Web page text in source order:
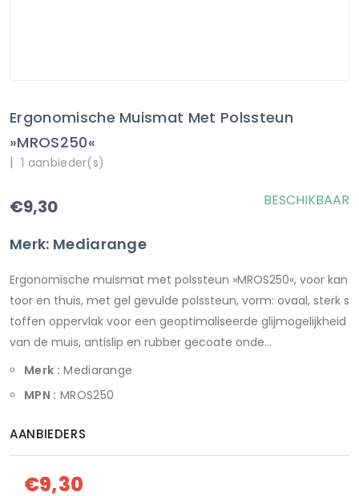
Ergonomische Muismat Met Polssteun
»MROS250«
| 1 aanbieder(s)
€9,30
Merk: Mediarange
BESCHIKBAAR
Ergonomische muismat met polssteun »MROS250«, voor kan
toor en thuis, met gel gevulde polssteun, vorm: ovaal, sterk s
toffen oppervlak voor een geoptimaliseerde glijmogelijkheid
van de muis, antislip en rubber gecoate onde...
Merk : Mediarange
MPN : MROS250
AANBIEDERS
€9,30